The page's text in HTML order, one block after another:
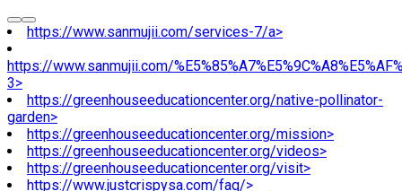
https://www.sanmujii.com/services-7/a>
https://www.sanmujii.com/
3>
https://greenhouseeducationcenter.org/native-pollinator-
garden>
https://greenhouseeducationcenter.org/mission>
https://greenhouseeducationcenter.org/videos>
https://greenhouseeducationcenter.org/visit>
https://www.justcrispysa.com/faq/>